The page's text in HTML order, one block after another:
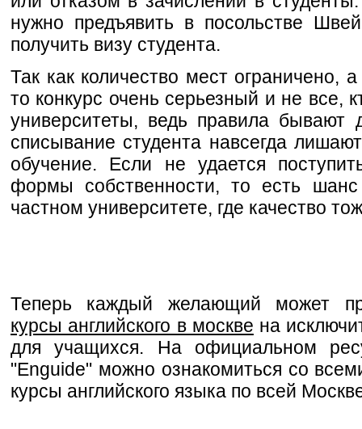
нужно предъявить в посольстве
получить визу студента.
Так как количество мест ограничено,
то конкурс очень серьезный и не все,
университеты, ведь правила бывают
списывание студента навсегда
обучение. Если не удается
формы собственности, то есть шанс
частном университете, где качество
Теперь каждый желающий может
курсы английского в москве на
для учащихся. На официальном
"Enguide" можно ознакомиться со
курсы английского языка по всей